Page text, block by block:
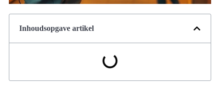
Inhoudsopgave artikel